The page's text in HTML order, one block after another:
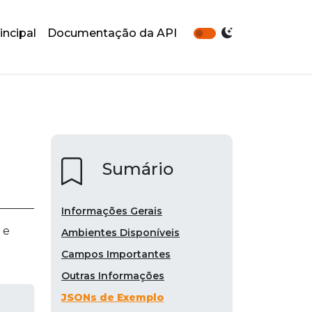
Documentação da API
e
Sumário
Informações Gerais
Ambientes Disponíveis
Campos Importantes
Outras Informações
JSONs de Exemplo